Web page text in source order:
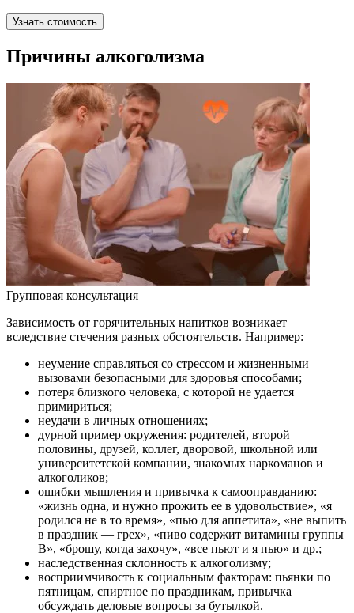
Узнать стоимость
Причины алкоголизма
Групповая консультация
Зависимость от горячительных напитков возникает
вследствие стечения разных обстоятельств. Например:
неумение справляться со стрессом и жизненными
вызовами безопасными для здоровья способами;
потеря близкого человека, с которой не удается
примириться;
неудачи в личных отношениях;
дурной пример окружения: родителей, второй
половины, друзей, коллег, дворовой, школьной или
университетской компании, знакомых наркоманов и
алкоголиков;
ошибки мышления и привычка к самооправданию:
«жизнь одна, и нужно прожить ее в удовольствие», «я
родился не в то время», «пью для аппетита», «не выпить
в праздник — грех», «пиво содержит витамины группы
В», «брошу, когда захочу», «все пьют и я пью» и др.;
наследственная склонность к алкоголизму;
восприимчивость к социальным факторам: пьянки по
пятницам, спиртное по праздникам, привычка
обсуждать деловые вопросы за бутылкой.